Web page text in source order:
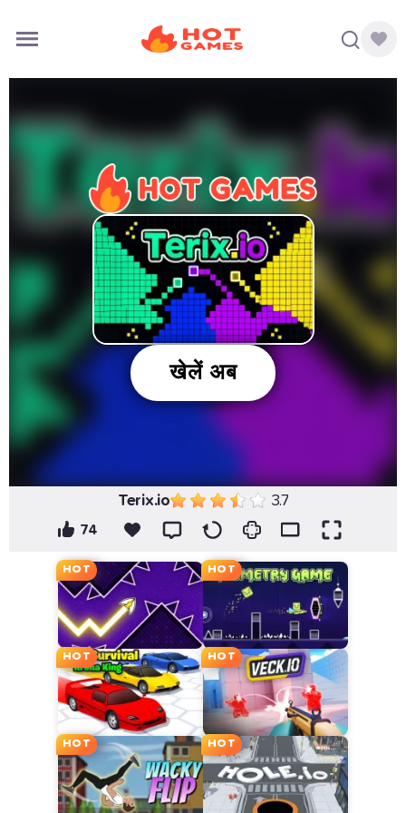
Terix.io 3.7
74
HOT HOT
HOT HOT
HOT HOT